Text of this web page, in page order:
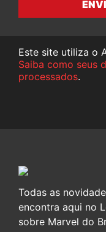
Este site utiliza o
Saiba como seus
processados.
Todas as
encontra aqui no
sobre Marvel do